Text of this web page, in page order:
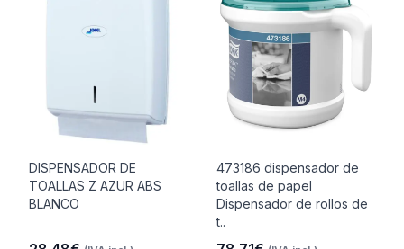
DISPENSADOR DE
TOALLAS Z AZUR ABS
BLANCO
473186 dispensador de
toallas de papel
Dispensador de rollos de
t..